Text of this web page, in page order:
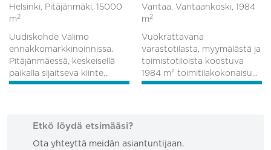
Helsinki, Pitäjänmäki, 15000
m 2
Uudiskohde Valimo
ennakkomarkkinoinnissa.
Pitäjänmäessä, keskeisellä
paikalla sijaitseva kiinte...
Vantaa, Vantaankoski, 1984
m 2
Vuokrattavana
varastotilasta, myymälästä ja
toimistotiloista koostuva
1984 m² toimitilakokonaisu...
Etkö löydä etsimääsi?
Ota yhteyttä meidän asiantuntijaan.